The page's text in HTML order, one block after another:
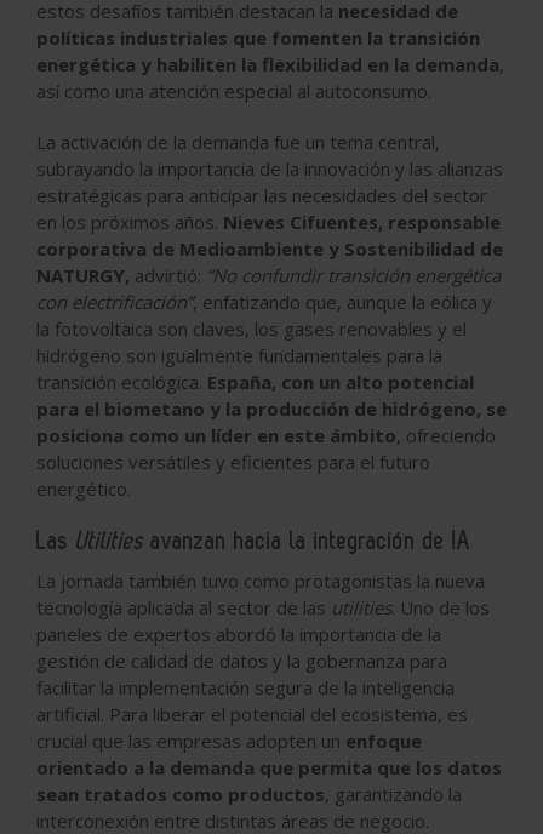
estos desafíos también destacan la necesidad de
políticas industriales que fomenten la transición
energética y habiliten la flexibilidad en la demanda,
así como una atención especial al autoconsumo.
La activación de la demanda fue un tema central,
subrayando la importancia de la innovación y las alianzas
estratégicas para anticipar las necesidades del sector
en los próximos años. Nieves Cifuentes, responsable
corporativa de Medioambiente y Sostenibilidad de
NATURGY, advirtió: “No confundir transición energética
con electrificación”, enfatizando que, aunque la eólica y
la fotovoltaica son claves, los gases renovables y el
hidrógeno son igualmente fundamentales para la
transición ecológica. España, con un alto potencial
para el biometano y la producción de hidrógeno, se
posiciona como un líder en este ámbito, ofreciendo
soluciones versátiles y eficientes para el futuro
energético.
Las Utilities avanzan hacia la integración de IA
La jornada también tuvo como protagonistas la nueva
tecnología aplicada al sector de las utilities. Uno de los
paneles de expertos abordó la importancia de la
gestión de calidad de datos y la gobernanza para
facilitar la implementación segura de la inteligencia
artificial. Para liberar el potencial del ecosistema, es
crucial que las empresas adopten un enfoque
orientado a la demanda que permita que los datos
sean tratados como productos, garantizando la
interconexión entre distintas áreas de negocio.